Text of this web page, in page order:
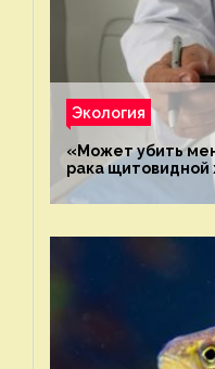
Экология
«Может убить
рака
экологии на